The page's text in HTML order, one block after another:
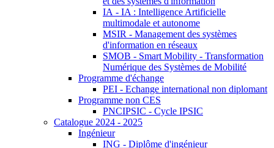
IA - IA : Intelligence Artificielle
multimodale et autonome
MSIR - Management des systèmes
d'information en réseaux
SMOB - Smart Mobility - Transformation
Numérique des Systèmes de Mobilité
Programme d'échange
PEI - Echange international non diplomant
Programme non CES
PNCIPSIC - Cycle IPSIC
Catalogue 2024 - 2025
Ingénieur
ING - Diplôme d'ingénieur